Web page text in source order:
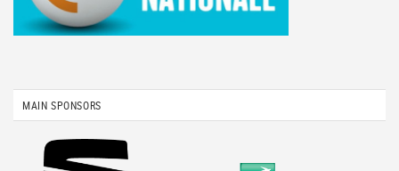
MAIN SPONSORS